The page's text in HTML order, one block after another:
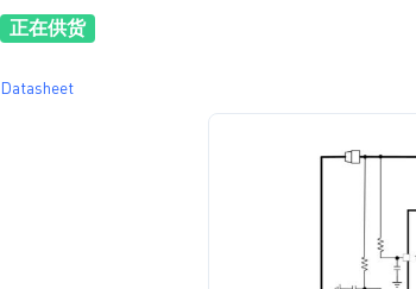
正在供货
Datasheet